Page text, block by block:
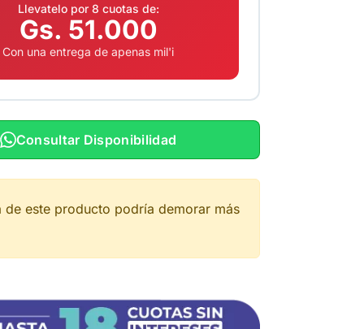
Llevatelo por 8 cuotas de:
Gs. 51.000
Con una entrega de apenas mil'i
Consultar Disponibilidad
de este producto podría demorar más